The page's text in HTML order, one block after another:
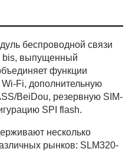
беспроводной связи
bis, выпущенный
функции
Fi, дополнительную
BeiDou, резервную SIM-
SPI flash.
несколько
рынков: SLM320-